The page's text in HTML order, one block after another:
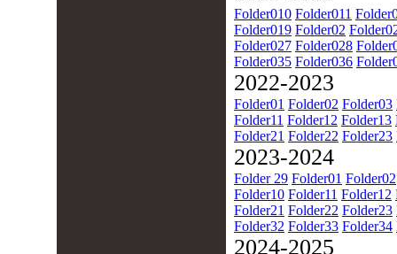
Folder010 Folder011
Folder019 Folder02
Folder027 Folder028
Folder035 Folder036
2022-2023
Folder01 Folder02 Folder03
Folder11 Folder12 Folder13
Folder21 Folder22 Folder23
2023-2024
Folder 29 Folder01 Folder02
Folder10 Folder11 Folder12
Folder21 Folder22 Folder23
Folder32 Folder33 Folder34
2024-2025